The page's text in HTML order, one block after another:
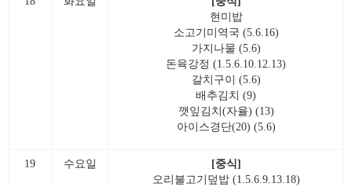
현미밥
소고기미역국 (5.6.16)
가지나물 (5.6)
돈육강정 (1.5.6.10.12.13)
갈치구이 (5.6)
배추김치 (9)
깻잎김치(자율) (13)
아이스경단(20) (5.6)
19 수요일
[중식]
오리불고기덮밥 (1.5.6.9.13.18)